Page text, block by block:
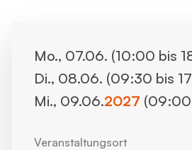
Mo., 07.06. (10:00 bis
Di., 08.06. (09:30 bis
Mi., 09.06.2027 (09:00
Veranstaltungsort